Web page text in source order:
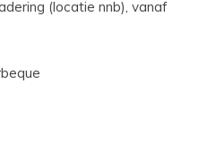
(locatie nnb), vanaf